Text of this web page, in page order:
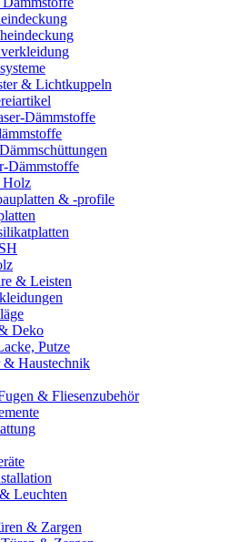
& Lichtkuppeln
Dämmstoffe
Dämmstoffe
Holz
& -profile
& Leisten
Deko
Putze
& Haustechnik
& Fliesenzubehör
Leuchten
& Zargen